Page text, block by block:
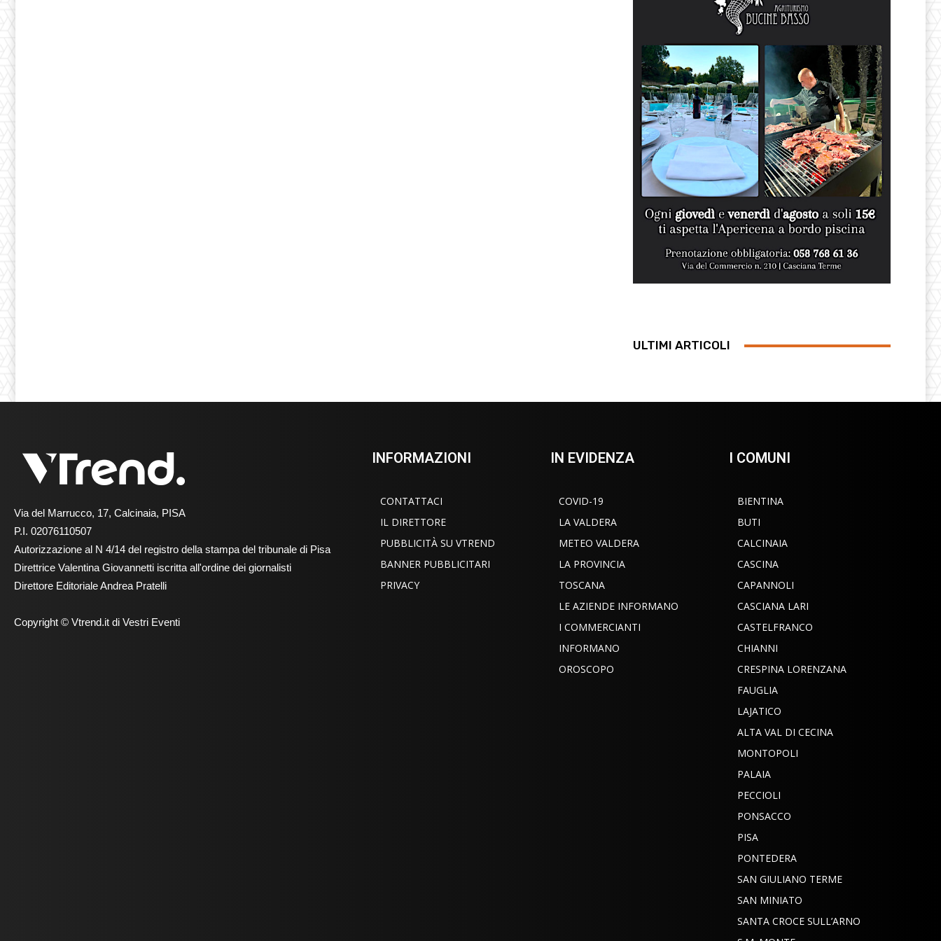
ULTIMI ARTICOLI
Via del Marrucco, 17, Calcinaia, PISA
P.I. 02076110507
Autorizzazione al N 4/14 del registro della stampa del tribunale di Pisa
Direttrice Valentina Giovannetti iscritta all'ordine dei giornalisti
Direttore Editoriale Andrea Pratelli
Copyright © Vtrend.it di Vestri Eventi
INFORMAZIONI
CONTATTACI
IL DIRETTORE
PUBBLICITÀ SU VTREND
BANNER PUBBLICITARI
PRIVACY
IN EVIDENZA
COVID-19
LA VALDERA
METEO VALDERA
LA PROVINCIA
TOSCANA
LE AZIENDE INFORMANO
I COMMERCIANTI
INFORMANO
OROSCOPO
I COMUNI
BIENTINA
BUTI
CALCINAIA
CASCINA
CAPANNOLI
CASCIANA LARI
CASTELFRANCO
CHIANNI
CRESPINA LORENZANA
FAUGLIA
LAJATICO
ALTA VAL DI CECINA
MONTOPOLI
PALAIA
PECCIOLI
PONSACCO
PISA
PONTEDERA
SAN GIULIANO TERME
SAN MINIATO
SANTA CROCE SULL’ARNO